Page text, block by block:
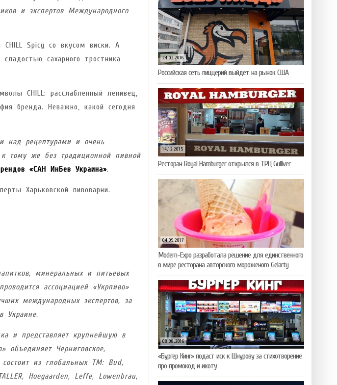
и экспертов Международного
Spicy со вкусом виски. А
сахарного тростника
CHILL: расслабленный ленивец,
бренда. Неважно, какой сегодня
над рецептурами и очень
тому же без традиционной пивной
«САН ИнБев Украина».
Харьковской пивоварни.
минеральных и питьевых
ассоциацией «Укрпиво»
международных экспертов, за
Украине.
и представляет крупнейшую в
Черниговское,
из глобальных ТМ: Bud,
Hoegaarden, Leffe, Lowenbrau,
24.02.2016
Российская сеть пиццерий выйдет на рынок США
14.12.2015
Ресторан Royal Hamburger открылся в ТРЦ Gulliver
04.09.2017
Modern-Expo разработала решение для единственного
в мире ресторана авторского мороженого Gelarty
08.08.2016
«Бургер Кинг» подаст иск к Шнурову за стихотворение
про промокод и икоту